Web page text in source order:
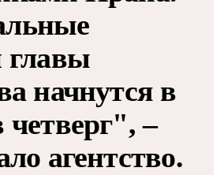
главы
начнутся в
–
агентство.